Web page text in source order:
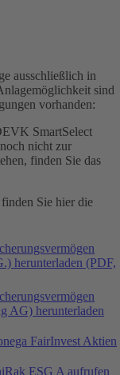
ausschließlich in
sind
vorhanden:
SmartSelect
nicht zur
finden Sie das
Sie hier die
herunterladen (PDF,
AG) herunterladen
FairInvest Aktien
ESG A aufrufen